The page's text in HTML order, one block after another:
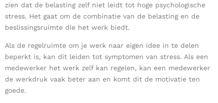
zien dat de belasting zelf niet leidt tot hoge psychologische
stress. Het gaat om de combinatie van de belasting en de
beslissingsruimte die het werk biedt.
Als de regelruimte om je werk naar eigen idee in te delen
beperkt is, kan dit leiden tot symptomen van stress. Als een
medewerker het werk zelf kan regelen, kan een medewerker
de werkdruk vaak beter aan en komt dit de motivatie ten
goede.